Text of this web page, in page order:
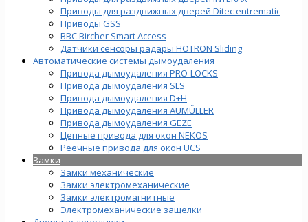
Приводы для раздвижных дверей Ditec entrematic
Приводы GSS
BBC Bircher Smart Access
Датчики сенсоры радары HOTRON Sliding
Автоматические системы дымоудаления
Привода дымоудаления PRO-LOCKS
Привода дымоудаления SLS
Привода дымоудаления D+H
Привода дымоудаления AUMÜLLER
Привода дымоудаления GEZE
Цепные привода для окон NEKOS
Реечные привода для окон UСS
Замки
Замки механические
Замки электромеханические
Замки электромагнитные
Электромеханические защелки